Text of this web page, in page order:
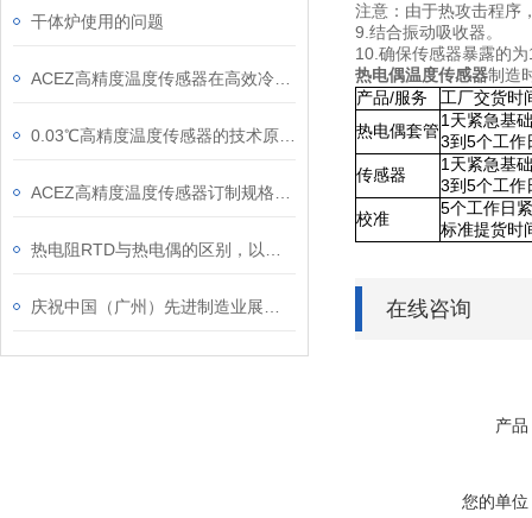
注意：由于热攻击程序
9.结合振动吸收器。
10.确保传感器暴露的
热电偶温度传感器制造
产品/服务
工厂交货时
热电偶套管
1天紧急基础
3到5个工作
传感器
1天紧急基础
3到5个工作
校准
5个工作日
标准提货时
在线咨询
产品
您的单位
干体炉使用的问题